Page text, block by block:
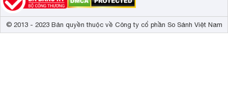
© 2013 - 2023 Bản quyền thuộc về Công ty cổ phần So Sánh Việt Nam